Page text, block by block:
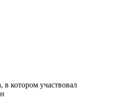
котором участвовал